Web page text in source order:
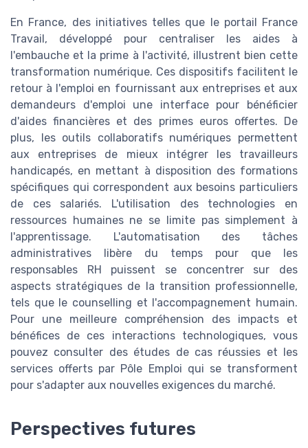
En France, des initiatives telles que le portail France
Travail, développé pour centraliser les aides à
l'embauche et la prime à l'activité, illustrent bien cette
transformation numérique. Ces dispositifs facilitent le
retour à l'emploi en fournissant aux entreprises et aux
demandeurs d'emploi une interface pour bénéficier
d'aides financières et des primes euros offertes. De
plus, les outils collaboratifs numériques permettent
aux entreprises de mieux intégrer les travailleurs
handicapés, en mettant à disposition des formations
spécifiques qui correspondent aux besoins particuliers
de ces salariés. L'utilisation des technologies en
ressources humaines ne se limite pas simplement à
l'apprentissage. L'automatisation des tâches
administratives libère du temps pour que les
responsables RH puissent se concentrer sur des
aspects stratégiques de la transition professionnelle,
tels que le counselling et l'accompagnement humain.
Pour une meilleure compréhension des impacts et
bénéfices de ces interactions technologiques, vous
pouvez consulter des études de cas réussies et les
services offerts par Pôle Emploi qui se transforment
pour s'adapter aux nouvelles exigences du marché.
Perspectives futures